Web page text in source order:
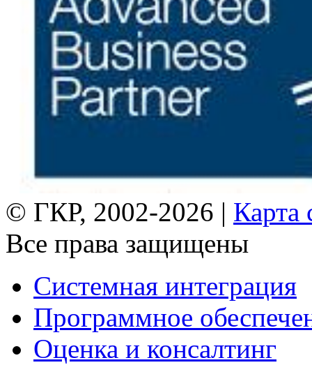
© ГКР, 2002-2026 | Карта
Все права защищены
Системная интеграция
Программное
Оценка и консалтинг